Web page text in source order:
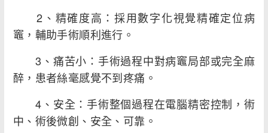
2、精確度高：採用數字化視覺精確定位病
竈，輔助手術順利進行。
3、痛苦小：手術過程中對病竈局部或完全麻
醉，患者絲毫感覺不到疼痛。
4、安全：手術整個過程在電腦精密控制，術
中、術後微創、安全、可靠。